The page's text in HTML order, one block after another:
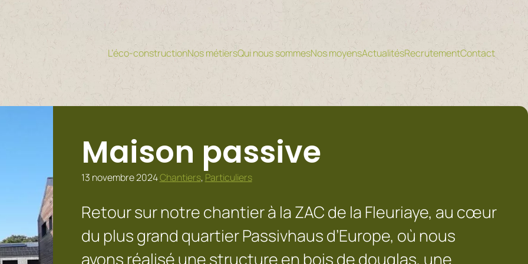
L’éco-constructionNos métiersQui nous sommesNos moyensActualitésRecrutementContact
Maison passive
13 novembre 2024Chantiers, Particuliers
Retour sur notre chantier à la ZAC de la Fleuriaye, au cœur
du plus grand quartier Passivhaus d’Europe, où nous
avons réalisé une structure en bois de douglas, une